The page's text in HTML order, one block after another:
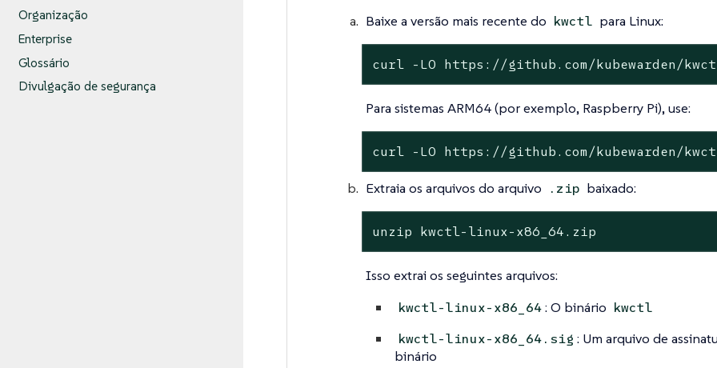
Organização
Enterprise
Glossário
Divulgação de segurança
Baixe a versão mais recente do kwctl para Linux:
curl -LO https://github.com/kubewarden/
Para sistemas ARM64 (por exemplo, Raspberry Pi), use:
curl -LO https://github.com/kubewarden/
Extraia os arquivos do arquivo .zip baixado:
unzip kwctl-linux-x86_64.zip
Isso extrai os seguintes arquivos:
kwctl-linux-x86_64: O binário kwctl
kwctl-linux-x86_64.sig : Um arquivo de
binário